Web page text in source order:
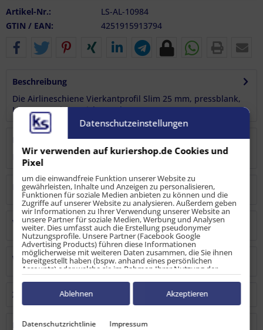
Artikel-Nr.:
LS-AL-10984
GTIN / EAN:
4251915913794
Beschreibung
Die Airlineschiene Vierkantprofil Slim 25 mm, pressblank,
Länge 1 m eignet sich...mehr
0
Bewertungen lesen, schreiben und diskutieren...mehr
Hersteller
Verantwortliche Person
Warn-/Sicherheitshinweise
Zubehör
Kunden kauften auch
Datenschutzeinstellungen
Wir verwenden auf kuriershop.de Cookies und
Pixel
um die einwandfreie Funktion unserer Website zu
gewährleisten, Inhalte und Anzeigen zu personalisieren,
Funktionen für soziale Medien anbieten zu können und die
Zugriffe auf unserer Website zu analysieren. Außerdem geben
wir Informationen zu Ihrer Verwendung unserer Website an
unsere Partner für soziale Medien, Werbung und Analysen
weiter. Dies umfasst auch die Erstellung pseudonymer
Nutzungsprofile. Unsere Partner (Facebook Google
Advertising Products) führen diese Informationen
möglicherweise mit weiteren Daten zusammen, die Sie ihnen
bereitgestellt haben (bspw. anhand eines persönlichen
Accounts) oder welche sie im Rahmen Ihrer Nutzung der
Dienste gesammelt haben (bspw. Nutzungsdaten anderer
Geräte). Ihre Einwilligung zur Nutzung von Cookies und Pixeln
können Sie jederzeit widerrufen, indem Sie auf den
Datenschutz-Button links unten klicken und dort die
Datenschutzrichtlinie Impressum
Ablehnen Akzeptieren